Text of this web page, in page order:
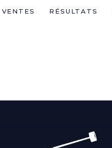
VENTES RÉSULTATS